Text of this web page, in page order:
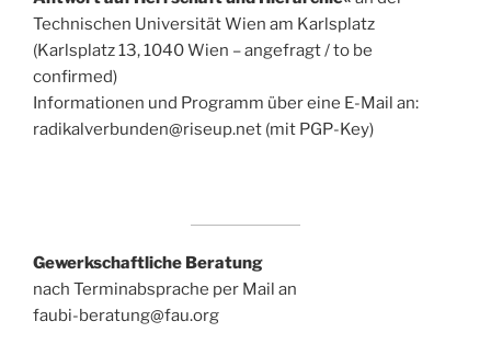
Technischen Universität Wien am Karlsplatz
(Karlsplatz 13, 1040 Wien – angefragt / to be
confirmed)
Informationen und Programm über eine E-Mail an:
radikalverbunden@riseup.net (mit PGP-Key)
Gewerkschaftliche Beratung
nach Terminabsprache per Mail an
faubi-beratung@fau.org